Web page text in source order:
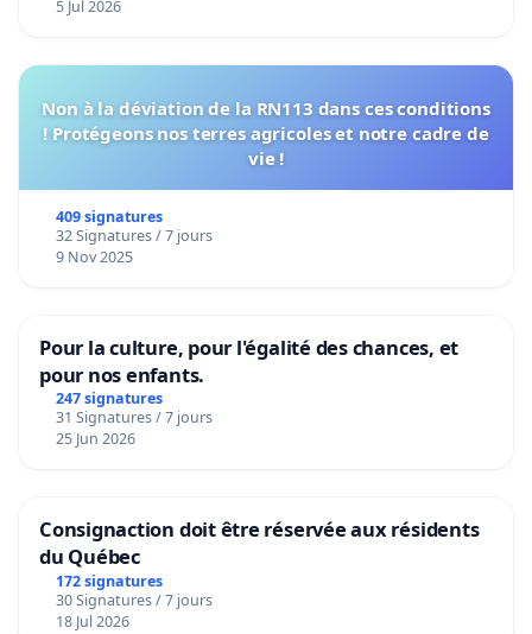
5 Jul 2026
Non à la déviation de la RN113 dans ces conditions
! Protégeons nos terres agricoles et notre cadre de
vie !
409 signatures
32 Signatures / 7 jours
9 Nov 2025
Pour la culture, pour l'égalité des chances, et
pour nos enfants.
247 signatures
31 Signatures / 7 jours
25 Jun 2026
Consignaction doit être réservée aux résidents
du Québec
172 signatures
30 Signatures / 7 jours
18 Jul 2026